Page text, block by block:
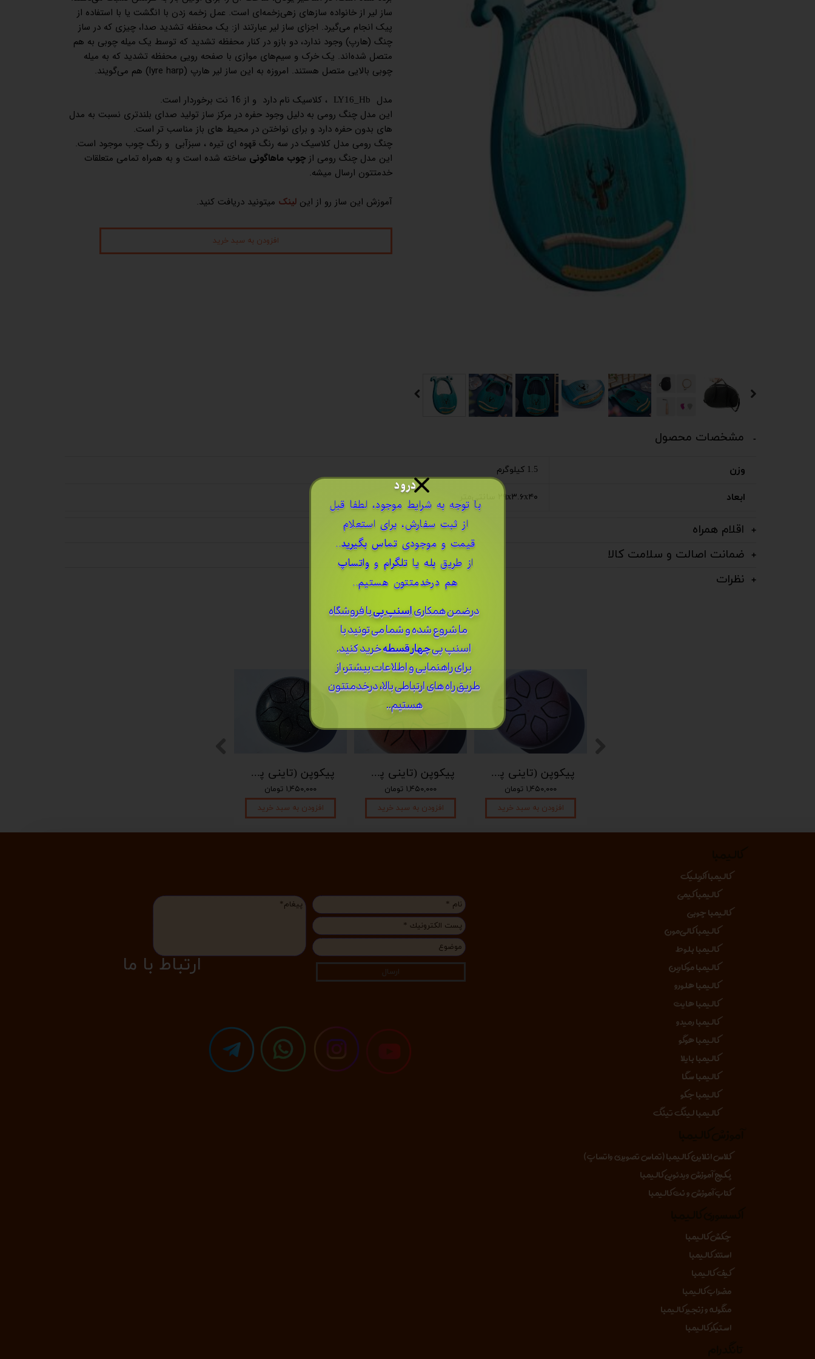
ساز لیر از خانواده سازهای زهی‌زخمه‌ای است. عمل زخمه زدن با انگشت یا با استفاده از
پیک انجام می‌گیرد. اجزای ساز لیر عبارتند از: یک محفظه تشدید صدا، چیزی که در ساز
چنگ (هارپ) وجود ندارد، دو بازو در کنار محفظه تشدید که توسط یک میله چوبی به هم
متصل شده‌اند. یک خرک و سیم‌های موازی با صفحه رویی محفظه تشدید که به میله
چوبی بالایی متصل هستند. امروزه به این ساز لیر هارپ (lyre harp) هم می‌گویند.
مدل
LY16_Hb
، کلاسیک نام دارد و از 16 نت برخوردار است.
این مدل چنگ رومی به دلیل وجود حفره در مرکز ساز تولید صدای بلندتری نسبت به مدل
های بدون حفره دارد و برای نواختن در محیط های باز مناسب تر است.
چنگ رومی مدل کلاسیک در سه رنگ قهوه ای تیره ، سبزآبی و رنگ چوب موجود است.
این مدل چنگ رومی از چوب ماهاگونی ساخته شده است و به همراه تمامی متعلقات
خدمتتون ارسال میشه.
آموزش این ساز رو از این لینک میتونید دریافت کنید.
افزودن به سبد خرید
مشخصات محصول
وزن 1.5 کیلوگرم
ابعاد ۲۹x۳.۶x۴۰ سانتی‌متر
اقلام همراه
ضمانت اصالت و سلامت کالا
نظرات
پیکوپن (تاینی پن) 6 نت برند دلکو
۱,۴۵۰,۰۰۰ تومان
افزودن به سبد خرید
پیکوپن (تاینی پن) 6 نت برند دلکو
۱,۴۵۰,۰۰۰ تومان
افزودن به سبد خرید
پیکوپن (تاینی پن) 6 نت برند دلکو
۱,۴۵۰,۰۰۰ تومان
افزودن به سبد خرید
​​​ارتباط با ما ارسال
کالیمبا اکریلیک
کالیمبا کیمی
کالیمبا چوبی
کالیمبا کالی‌مون
کالیمبا بلوط
کالیمبا موکارین
کالیمبا هلورو
کالیمبا هایت
کالیمبا رمیدو
کالیمبا هوگو
کالیمبا بایلا
کالیمبا سگا
کالیمبا جکو
کالیمبا لینگ تینگ
کلاس انلاین کالیمبا (تماس تصویری واتساپ)
پکیج آموزش ویدئویی کالیمبا
کتاب آموزش و نت کالیمبا
چکش کالیمبا
استند کالیمبا
کیف کالیمبا
مضراب کالیمبا
منگوله و زنجیر کالیمبا
استیکر کالیمبا
درود
​با توجه به شرایط موجود، لطفا قبل
از ثبت سفارش، برای استعلام
قیمت و موجودیتماس بگیرید..
از طریق بله یا تلگرام وواتساپ
هم درخدمتتون هستیم..
درضمن ​همکاریاسنپ پیبا فروشگاه
ما شروع شده و شما می تونید با
اسنپ پیچهار قسطهخرید کنید.
برای راهنمایی و اطلاعات بیشتر، از
طریق راه های ارتباطی بالا، درخدمتتون
هستیم..